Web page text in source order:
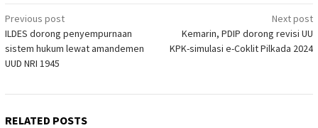
Post
navigation
Previous post
ILDES dorong penyempurnaan
sistem hukum lewat amandemen
UUD NRI 1945
Next post
Kemarin, PDIP dorong revisi UU
KPK-simulasi e-Coklit Pilkada 2024
RELATED POSTS